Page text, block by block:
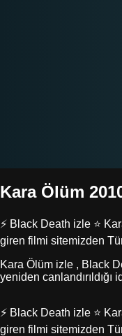
Kara Ölüm
⚡ Black Death izle ⭐
giren filmi sitemizden
Kara Ölüm izle , Black
yeniden
⚡ Black Death izle ⭐
giren filmi sitemizden